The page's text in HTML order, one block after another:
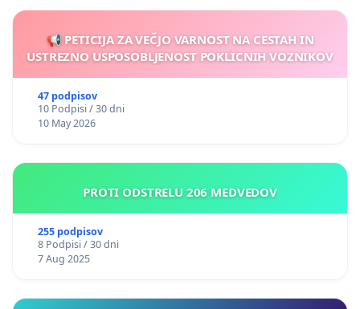
📢 PETICIJA ZA VEČJO VARNOST NA CESTAH IN
USTREZNO USPOSOBLJENOST POKLICNIH VOZNIKOV
47 podpisov
10 Podpisi / 30 dni
10 May 2026
PROTI ODSTRELU 206 MEDVEDOV
255 podpisov
8 Podpisi / 30 dni
7 Aug 2025